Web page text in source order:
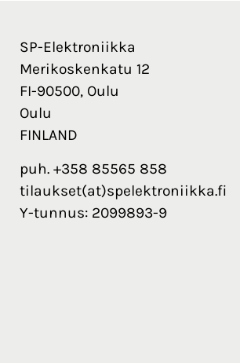
SP-Elektroniikka
Merikoskenkatu 12
FI-90500, Oulu
Oulu
FINLAND
puh. +358 85565 858
tilaukset(at)spelektroniikka.fi
Y-tunnus: 2099893-9